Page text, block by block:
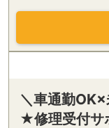
＼車通勤
★修理受付サ